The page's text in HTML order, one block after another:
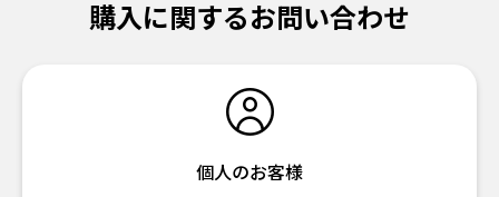
購入に関するお問い合わせ
個人のお客様